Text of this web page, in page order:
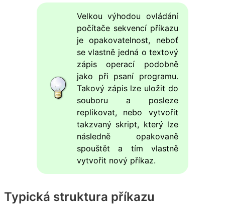
Velkou výhodou ovládání
počítače sekvencí příkazu
je opakovatelnost, neboť
se vlastně jedná o textový
zápis operací podobně
jako při psaní programu.
Takový zápis lze uložit do
souboru a posleze
replikovat, nebo vytvořit
takzvaný skript, který lze
následně opakovaně
spouštět a tím vlastně
vytvořit nový příkaz.
Typická struktura příkazu